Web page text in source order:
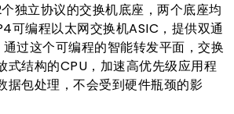
独立协议的交换机底座，两个底座均
编程以太网交换机ASIC，提供双通
过这个可编程的智能转发平面，交换
式结构的CPU，加速高优先级应用程
据包处理，不会受到硬件瓶颈的影